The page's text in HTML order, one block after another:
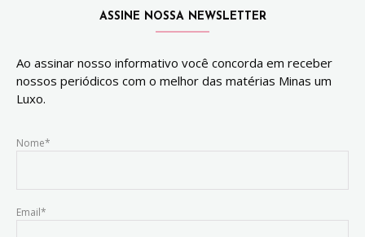
ASSINE NOSSA NEWSLETTER
Ao assinar nosso informativo você concorda em receber
nossos periódicos com o melhor das matérias Minas um
Luxo.
Nome*
Email*